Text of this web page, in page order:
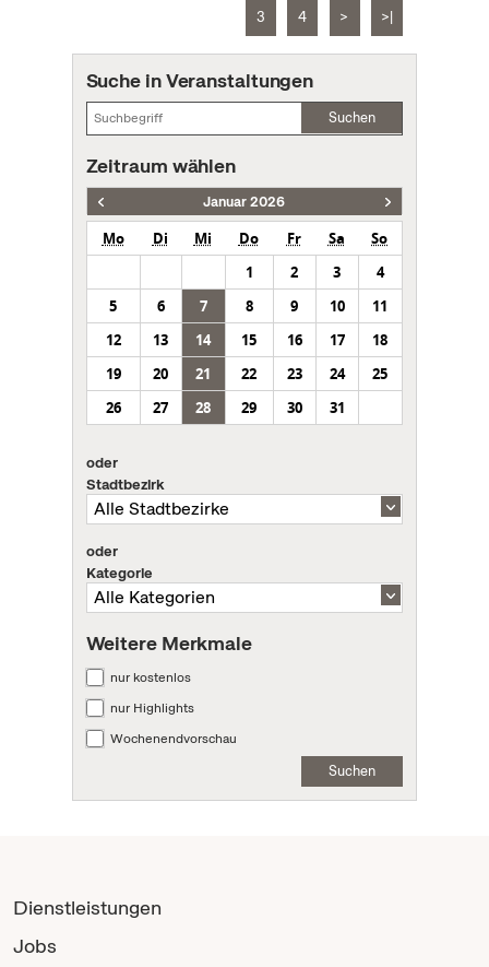
3 4 > >|
Suche in Veranstaltungen
Suchen
Zeitraum wählen
Januar 2026
Mo Di Mi Do Fr Sa
So
1
2 3
4
5
6 7 8 9 10
11
12
13 14 15 16 17
18
19
20 21 22 23 24
25
26
27 28 29 30 31
oder
Stadtbezirk
oder
Kategorie
Weitere Merkmale
nur kostenlos
nur Highlights
Wochenendvorschau
Suchen
Dienstleistungen
Jobs